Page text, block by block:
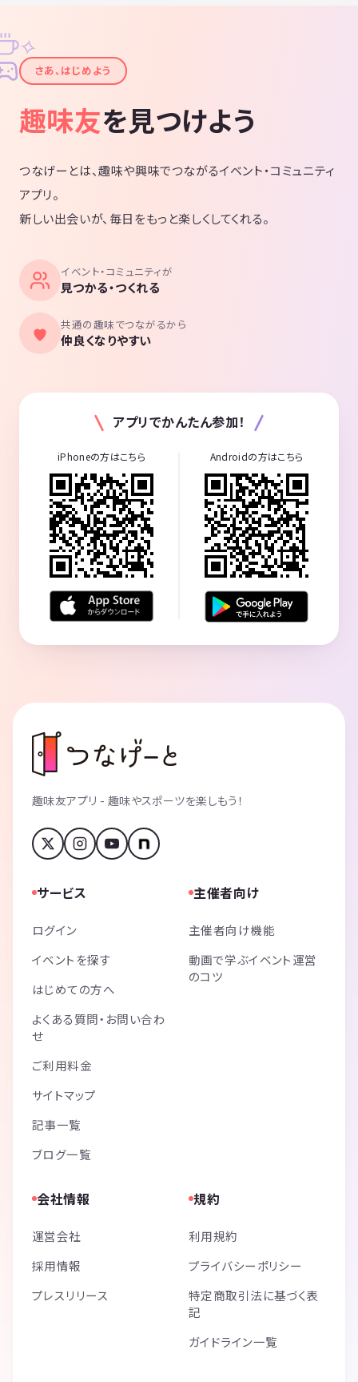
✦
✧
さあ、はじめよう
趣味友を見つけよう
つなげーとは、趣味や興味でつながるイベント・コミュニティ
アプリ。
新しい出会いが、毎日をもっと楽しくしてくれる。
イベント・コミュニティが
見つかる・つくれる
共通の趣味でつながるから
仲良くなりやすい
アプリでかんたん参加！
iPhoneの方はこちら Androidの方はこちら
趣味友アプリ - 趣味やスポーツを楽しもう！
サービス
ログイン
イベントを探す
はじめての方へ
よくある質問・お問い合わ
せ
ご利用料金
サイトマップ
記事一覧
ブログ一覧
主催者向け
主催者向け機能
動画で学ぶイベント運営
のコツ
会社情報
運営会社
採用情報
プレスリリース
規約
利用規約
プライバシーポリシー
特定商取引法に基づく表
記
ガイドライン一覧